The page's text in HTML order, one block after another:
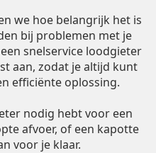
we hoe belangrijk het is
bij problemen met je
snelservice loodgieter
aan, zodat je altijd kunt
efficiënte oplossing.
nodig hebt voor een
afvoer, of een kapotte
voor je klaar.